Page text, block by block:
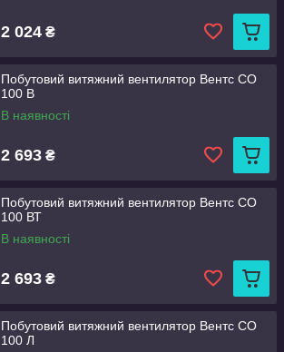
2 024 ₴
Побутовий витяжний вентилятор Вентс СО
100 В
В наявності
2 693 ₴
Побутовий витяжний вентилятор Вентс СО
100 ВТ
В наявності
2 693 ₴
Побутовий витяжний вентилятор Вентс СО
100 Л